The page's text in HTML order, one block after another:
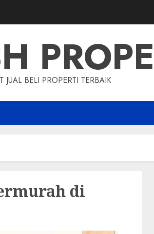
JUAL BELI PROPERTI TERBAIK
di